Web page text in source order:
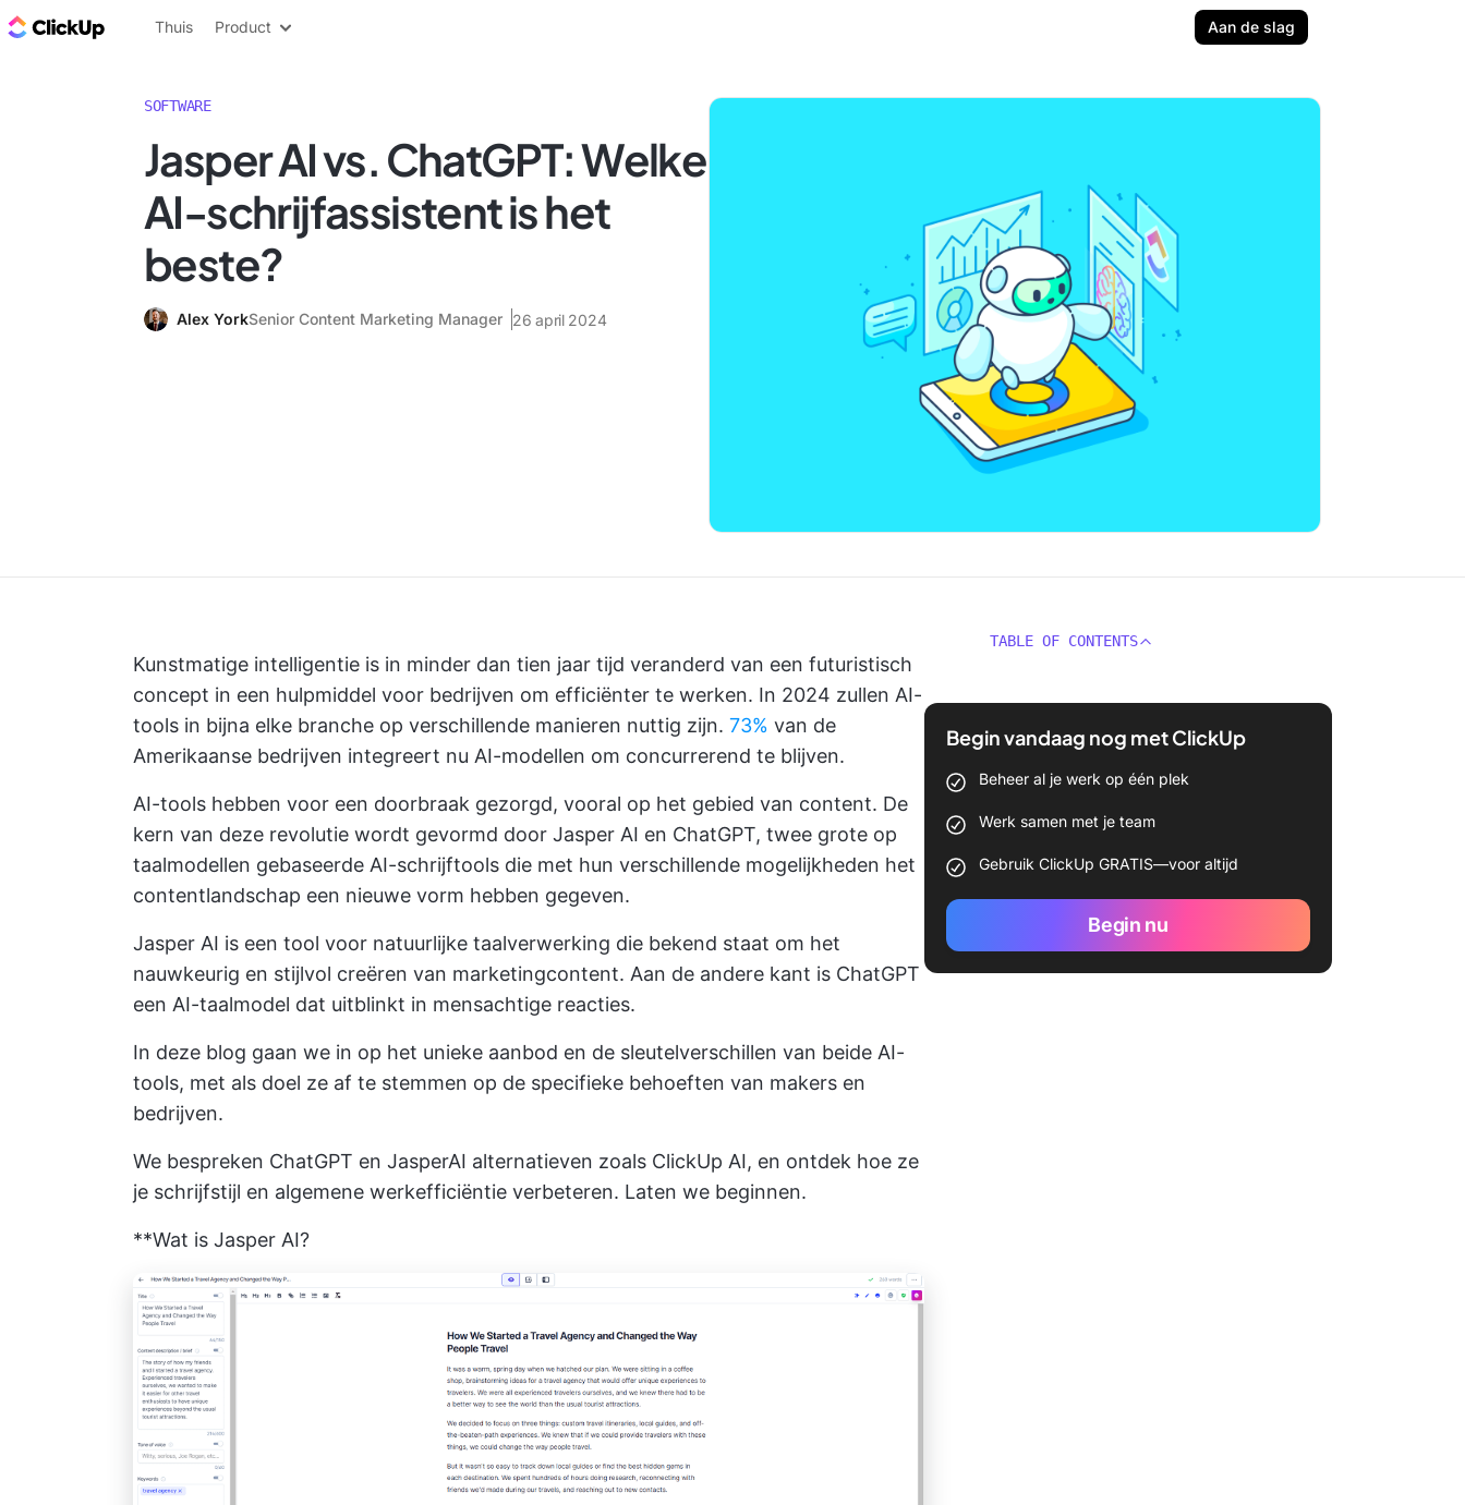
ClickUp Blog
Thuis Product Aan de slag
SOFTWARE
Jasper AI vs. ChatGPT: Welke
AI-schrijfassistent is het
beste?
Alex YorkSenior Content Marketing Manager 26 april 2024
Kunstmatige intelligentie is in minder dan tien jaar tijd veranderd van een futuristisch
concept in een hulpmiddel voor bedrijven om efficiënter te werken. In 2024 zullen AI-
tools in bijna elke branche op verschillende manieren nuttig zijn. 73% van de
Amerikaanse bedrijven integreert nu AI-modellen om concurrerend te blijven.
AI-tools hebben voor een doorbraak gezorgd, vooral op het gebied van content. De
kern van deze revolutie wordt gevormd door Jasper AI en ChatGPT, twee grote op
taalmodellen gebaseerde AI-schrijftools die met hun verschillende mogelijkheden het
contentlandschap een nieuwe vorm hebben gegeven.
Jasper AI is een tool voor natuurlijke taalverwerking die bekend staat om het
nauwkeurig en stijlvol creëren van marketingcontent. Aan de andere kant is ChatGPT
een AI-taalmodel dat uitblinkt in mensachtige reacties.
In deze blog gaan we in op het unieke aanbod en de sleutelverschillen van beide AI-
tools, met als doel ze af te stemmen op de specifieke behoeften van makers en
bedrijven.
We bespreken ChatGPT en JasperAI alternatieven zoals ClickUp AI, en ontdek hoe ze
je schrijfstijl en algemene werkefficiëntie verbeteren. Laten we beginnen.
**Wat is Jasper AI?
TABLE OF CONTENTS
Begin vandaag nog met ClickUp
Beheer al je werk op één plek
Werk samen met je team
Gebruik ClickUp GRATIS—voor altijd
Begin nu